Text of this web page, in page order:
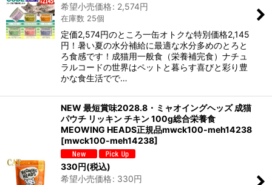
希望小売価格: 2,574円
在庫数 25個
定価2,574円のところ一缶オトクな特別価格2,145
円！暑い夏の水分補給に最適な水分多めのとろと
ろ食感です！成猫用一般食（栄養補完食）ナチュ
ラルコードの世界はペットと暮らす喜びと彩り豊
かな食生活でで…
NEW 最短賞味2028.8・ミャオイングヘッズ 成猫
パウチ リッキン チキン 100g総合栄養食
MEOWING HEADS正規品mwck100-meh14238
[mwck100-meh14238]
330円(税込)
希望小売価格: 330円